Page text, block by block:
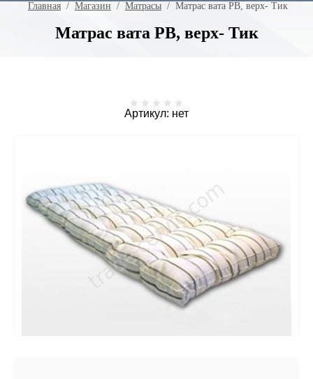
Главная
  /
Магазин
  /
Матрасы
  /  Матрас вата РВ, верх- Тик
Матрас вата РВ, верх- Тик
Артикул: нет